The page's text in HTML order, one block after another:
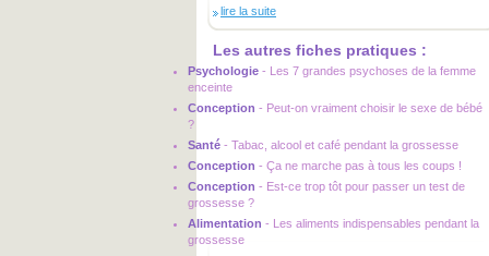
lire la suite
Les autres fiches pratiques :
Psychologie - Les 7 grandes psychoses de la femme
enceinte
Conception - Peut-on vraiment choisir le sexe de bébé
?
Santé - Tabac, alcool et café pendant la grossesse
Conception - Ça ne marche pas à tous les coups !
Conception - Est-ce trop tôt pour passer un test de
grossesse ?
Alimentation - Les aliments indispensables pendant la
grossesse